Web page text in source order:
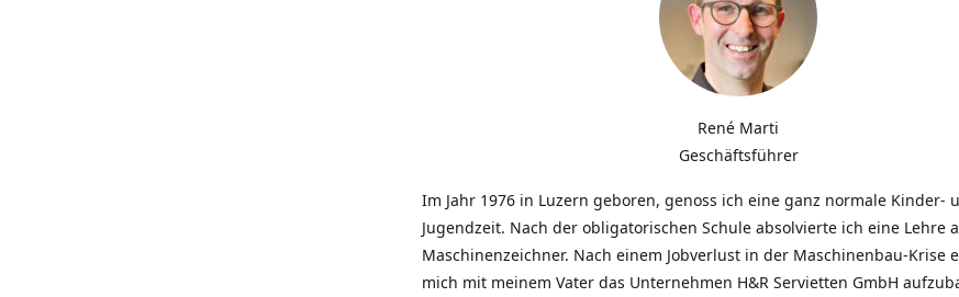
René Marti
Geschäftsführer
Im Jahr 1976 in Luzern geboren, genoss ich eine ganz normale Kinder-
Jugendzeit. Nach der obligatorischen Schule absolvierte ich eine Lehre
Maschinenzeichner. Nach einem Jobverlust in der Maschinenbau-Krise
mich mit meinem Vater das Unternehmen H&R Servietten GmbH